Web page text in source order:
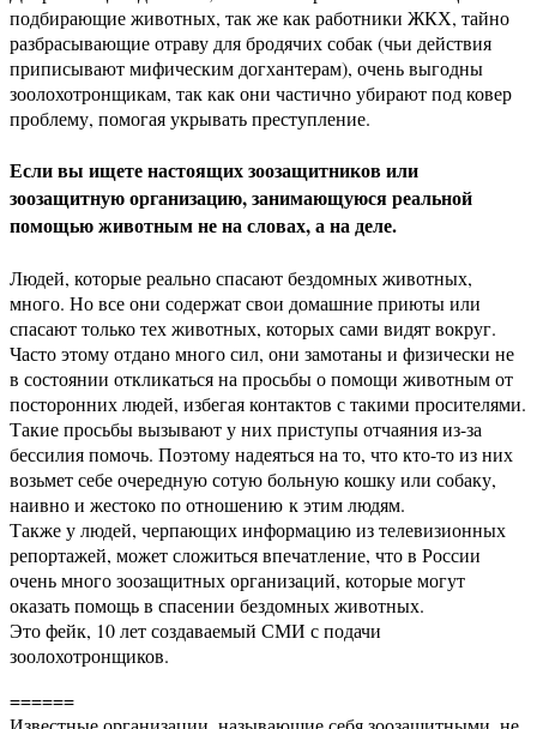
подбирающие животных, так же как работники ЖКХ, тайно
разбрасывающие отраву для бродячих собак (чьи действия
приписывают мифическим догхантерам), очень выгодны
зоолохотронщикам, так как они частично убирают под ковер
проблему, помогая укрывать преступление.
Если вы ищете настоящих зоозащитников или
зоозащитную организацию, занимающуюся реальной
помощью животным не на словах, а на деле.
Людей, которые реально спасают бездомных животных,
много. Но все они содержат свои домашние приюты или
спасают только тех животных, которых сами видят вокруг.
Часто этому отдано много сил, они замотаны и физически не
в состоянии откликаться на просьбы о помощи животным от
посторонних людей, избегая контактов с такими просителями.
Такие просьбы вызывают у них приступы отчаяния из-за
бессилия помочь. Поэтому надеяться на то, что кто-то из них
возьмет себе очередную сотую больную кошку или собаку,
наивно и жестоко по отношению к этим людям.
Также у людей, черпающих информацию из телевизионных
репортажей, может сложиться впечатление, что в России
очень много зоозащитных организаций, которые могут
оказать помощь в спасении бездомных животных.
Это фейк, 10 лет создаваемый СМИ с подачи
зоолохотронщиков.
======